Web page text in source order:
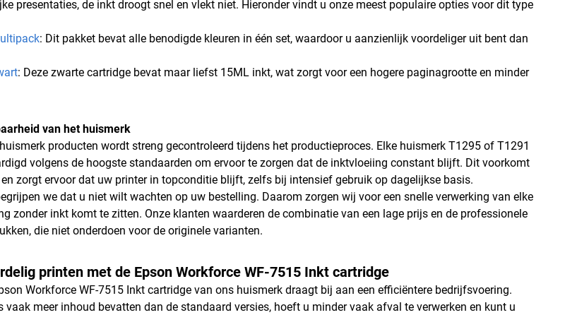
presentaties, de inkt droogt snel en vlekt niet. Hieronder vindt u onze meest populaire opties voor dit type
: Dit pakket bevat alle benodigde kleuren in één set, waardoor u aanzienlijk voordeliger uit bent dan
: Deze zwarte cartridge bevat maar liefst 15ML inkt, wat zorgt voor een hogere paginagrootte en minder
van het huismerk
producten wordt streng gecontroleerd tijdens het productieproces. Elke huismerk T1295 of T1291
volgens de hoogste standaarden om ervoor te zorgen dat de inktvloeiing constant blijft. Dit voorkomt
zorgt ervoor dat uw printer in topconditie blijft, zelfs bij intensief gebruik op dagelijkse basis.
we dat u niet wilt wachten op uw bestelling. Daarom zorgen wij voor een snelle verwerking van elke
zonder inkt komt te zitten. Onze klanten waarderen de combinatie van een lage prijs en de professionele
die niet onderdoen voor de originele varianten.
printen met de Epson Workforce WF-7515 Inkt cartridge
Workforce WF-7515 Inkt cartridge van ons huismerk draagt bij aan een efficiëntere bedrijfsvoering.
vaak meer inhoud bevatten dan de standaard versies, hoeft u minder vaak afval te verwerken en kunt u